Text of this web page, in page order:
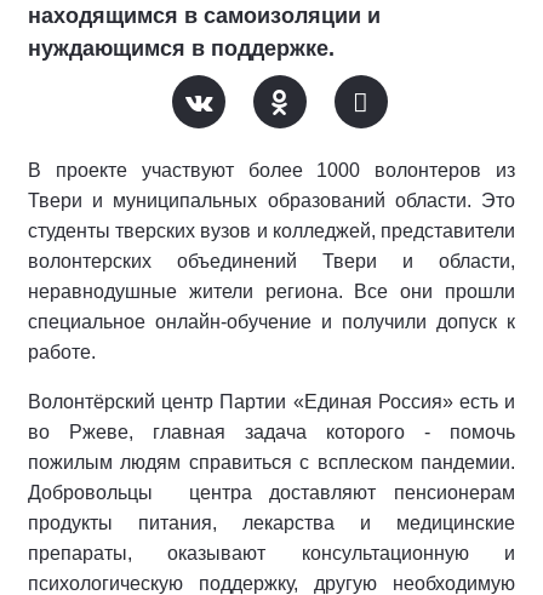
находящимся в самоизоляции и
нуждающимся в поддержке.
В проекте участвуют более 1000 волонтеров из
Твери и муниципальных образований области. Это
студенты тверских вузов и колледжей, представители
волонтерских объединений Твери и области,
неравнодушные жители региона. Все они прошли
специальное онлайн-обучение и получили допуск к
работе.
Волонтёрский центр Партии «Единая Россия» есть и
во Ржеве, главная задача которого - помочь
пожилым людям справиться с всплеском пандемии.
Добровольцы центра доставляют пенсионерам
продукты питания, лекарства и медицинские
препараты, оказывают консультационную и
психологическую поддержку, другую необходимую